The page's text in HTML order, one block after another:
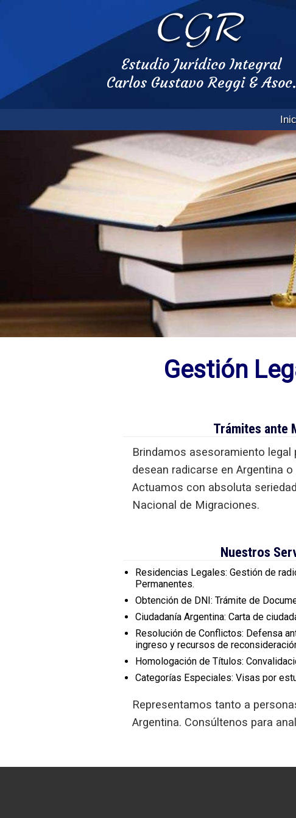
Estudio Jurídico Integral
Carlos Gustavo Reggi & Asoc.
Gestión
Trámites ante
Brindamos asesoramiento
desean radicarse en Argentina
Actuamos con absoluta
Nacional de Migraciones.
Nuestros
Residencias Legales: Gestión de
Permanentes.
Obtención de DNI: Trámite de
Ciudadanía Argentina: Carta de
Resolución de Conflictos: Defensa
ingreso y recursos de
Homologación de Títulos:
Categorías Especiales: Visas por
Representamos tanto a
Argentina. Consúltenos para